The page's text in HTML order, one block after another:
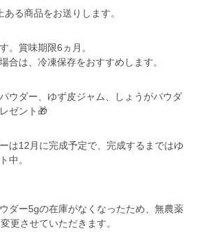
。賞味期限6ヵ月。
合は、冷凍保存をおすすめします。
ダー、ゆず皮ジャム、しょうがパウダ
ゼント🎁
は12月に完成予定で、完成するまではゆ
中。
ダー5gの在庫がなくなったため、無農薬
更させていただきます。